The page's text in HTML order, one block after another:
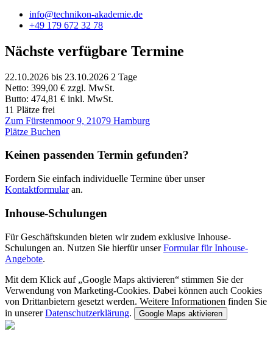
info@technikon-akademie.de
+49 179 672 32 78
Nächste verfügbare Termine
22.10.2026 bis 23.10.2026 2 Tage
Netto: 399,00 € zzgl. MwSt.
Butto: 474,81 € inkl. MwSt.
11 Plätze frei
Zum Fürstenmoor 9, 21079 Hamburg
Plätze Buchen
Keinen passenden Termin gefunden?
Fordern Sie einfach individuelle Termine über unser
Kontaktformularan.
Inhouse-Schulungen
Für Geschäftskunden bieten wir zudem exklusive Inhouse-
Schulungen an. Nutzen Sie hierfür unserFormular für Inhouse-
Angebote.
Mit dem Klick auf „Google Maps aktivieren“ stimmen Sie der
Verwendung von Marketing-Cookies. Dabei können auch Cookies
von Drittanbietern gesetzt werden. Weitere Informationen finden Sie
in unsererDatenschutzerklärung. Google Maps aktivieren